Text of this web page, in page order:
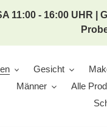
11:00 - 16:00
Gesicht
Männer
Alle